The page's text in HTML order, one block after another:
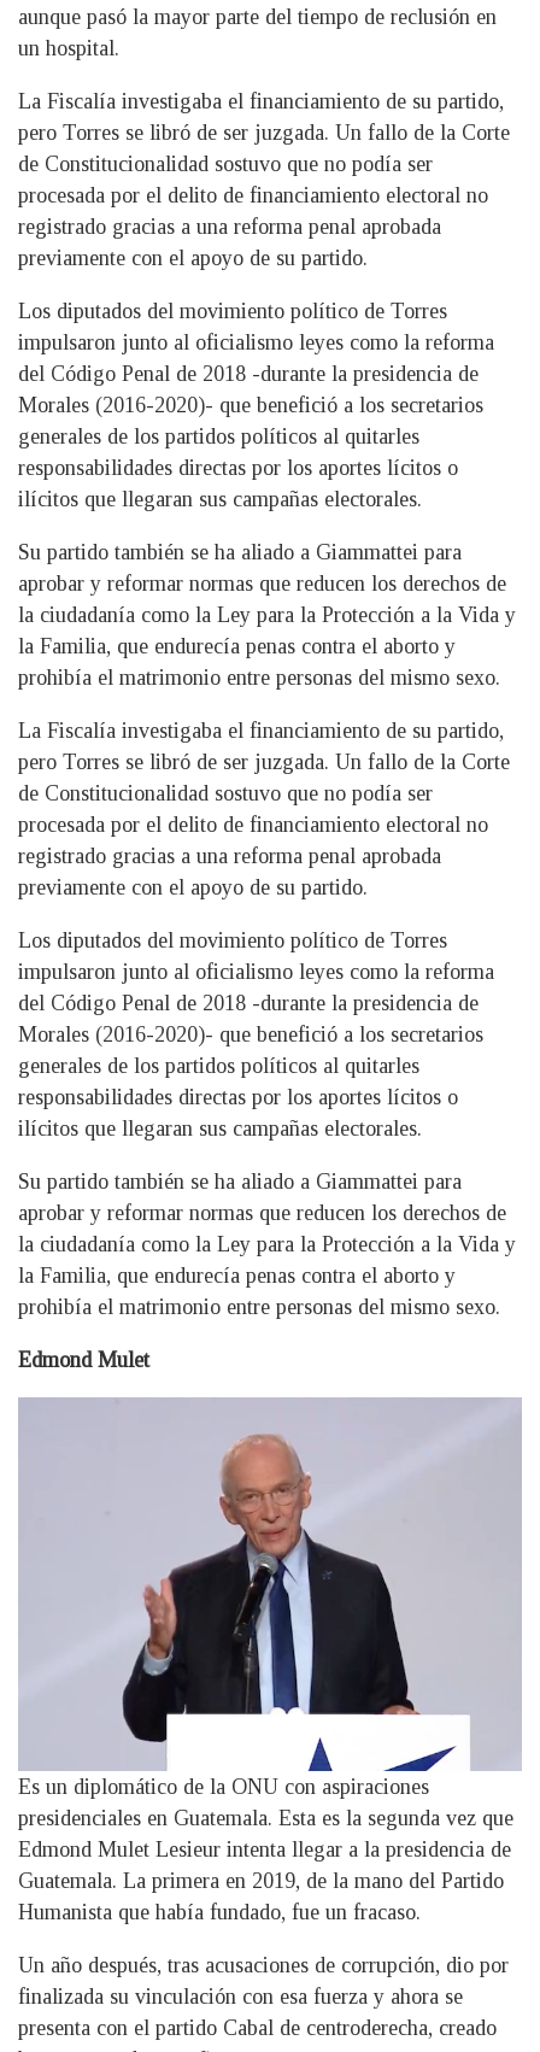
aunque pasó la mayor parte del tiempo de reclusión en
un hospital.
La Fiscalía investigaba el financiamiento de su partido,
pero Torres se libró de ser juzgada. Un fallo de la Corte
de Constitucionalidad sostuvo que no podía ser
procesada por el delito de financiamiento electoral no
registrado gracias a una reforma penal aprobada
previamente con el apoyo de su partido.
Los diputados del movimiento político de Torres
impulsaron junto al oficialismo leyes como la reforma
del Código Penal de 2018 -durante la presidencia de
Morales (2016-2020)- que benefició a los secretarios
generales de los partidos políticos al quitarles
responsabilidades directas por los aportes lícitos o
ilícitos que llegaran sus campañas electorales.
Su partido también se ha aliado a Giammattei para
aprobar y reformar normas que reducen los derechos de
la ciudadanía como la Ley para la Protección a la Vida y
la Familia, que endurecía penas contra el aborto y
prohibía el matrimonio entre personas del mismo sexo.
La Fiscalía investigaba el financiamiento de su partido,
pero Torres se libró de ser juzgada. Un fallo de la Corte
de Constitucionalidad sostuvo que no podía ser
procesada por el delito de financiamiento electoral no
registrado gracias a una reforma penal aprobada
previamente con el apoyo de su partido.
Los diputados del movimiento político de Torres
impulsaron junto al oficialismo leyes como la reforma
del Código Penal de 2018 -durante la presidencia de
Morales (2016-2020)- que benefició a los secretarios
generales de los partidos políticos al quitarles
responsabilidades directas por los aportes lícitos o
ilícitos que llegaran sus campañas electorales.
Su partido también se ha aliado a Giammattei para
aprobar y reformar normas que reducen los derechos de
la ciudadanía como la Ley para la Protección a la Vida y
la Familia, que endurecía penas contra el aborto y
prohibía el matrimonio entre personas del mismo sexo.
Edmond Mulet
Es un diplomático de la ONU con aspiraciones
presidenciales en Guatemala. Esta es la segunda vez que
Edmond Mulet Lesieur intenta llegar a la presidencia de
Guatemala. La primera en 2019, de la mano del Partido
Humanista que había fundado, fue un fracaso.
Un año después, tras acusaciones de corrupción, dio por
finalizada su vinculación con esa fuerza y ahora se
presenta con el partido Cabal de centroderecha, creado